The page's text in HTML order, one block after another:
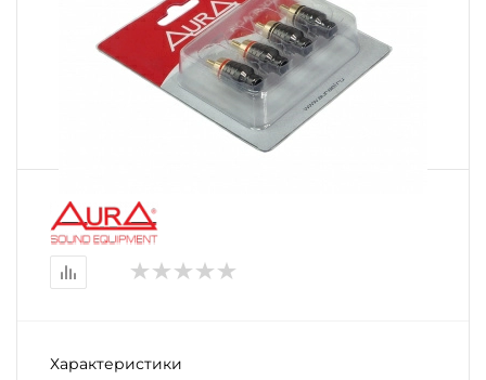
Характеристики